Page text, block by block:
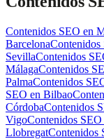
Contenidos SEO en
BarcelonaContenidos
SevillaContenidos
MálagaContenidos
PalmaContenidos
SEO en Bilbao
CórdobaContenidos
VigoContenidos SEO
LlobregatContenidos